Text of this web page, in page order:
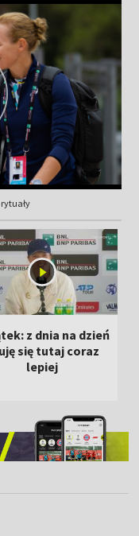
z dnia na dzień
się tutaj coraz
lepiej